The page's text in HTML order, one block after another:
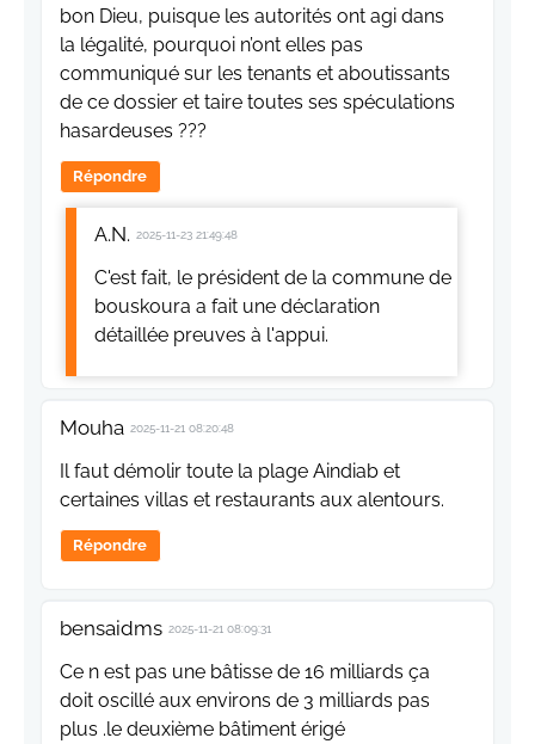
bon Dieu, puisque les autorités ont agi dans
la légalité, pourquoi n’ont elles pas
communiqué sur les tenants et aboutissants
de ce dossier et taire toutes ses spéculations
hasardeuses ???
Répondre
A.N. 2025-11-23 21:49:48
C'est fait, le président de la commune de
bouskoura a fait une déclaration
détaillée preuves à l'appui.
Mouha 2025-11-21 08:20:48
Il faut démolir toute la plage Aindiab et
certaines villas et restaurants aux alentours.
Répondre
bensaidms 2025-11-21 08:09:31
Ce n est pas une bâtisse de 16 milliards ça
doit oscillé aux environs de 3 milliards pas
plus .le deuxième bâtiment érigé